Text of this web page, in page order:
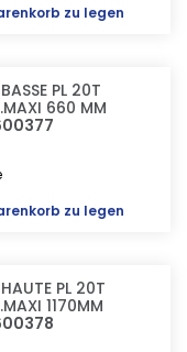
zu legen
PL 20T
660 MM
zu legen
PL 20T
1170MM